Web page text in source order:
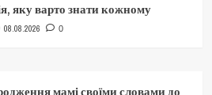
яку варто знати кожному
08.08.2026 0
мамі своїми словами до